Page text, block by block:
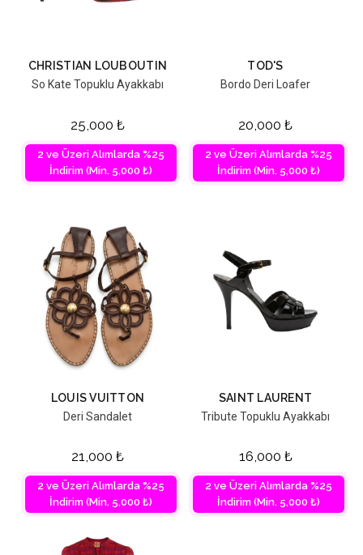
CHRISTIAN LOUBOUTIN
So Kate Topuklu Ayakkabı
25,000 ₺
2 ve Üzeri Alımlarda %25
İndirim (Min. 5,000 ₺)
TOD'S
Bordo Deri Loafer
20,000 ₺
2 ve Üzeri Alımlarda %25
İndirim (Min. 5,000 ₺)
LOUIS VUITTON
Deri Sandalet
21,000 ₺
2 ve Üzeri Alımlarda %25
İndirim (Min. 5,000 ₺)
SAINT LAURENT
Tribute Topuklu Ayakkabı
16,000 ₺
2 ve Üzeri Alımlarda %25
İndirim (Min. 5,000 ₺)